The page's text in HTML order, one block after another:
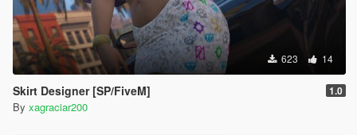
623 14
Skirt Designer [SP/FiveM] 1.0
By xagraciar200